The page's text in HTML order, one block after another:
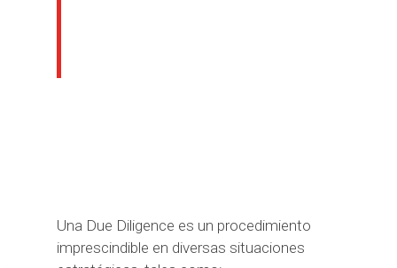
Una Due Diligence es un procedimiento
imprescindible en diversas situaciones